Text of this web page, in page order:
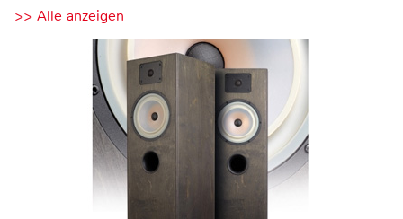
>> Alle anzeigen